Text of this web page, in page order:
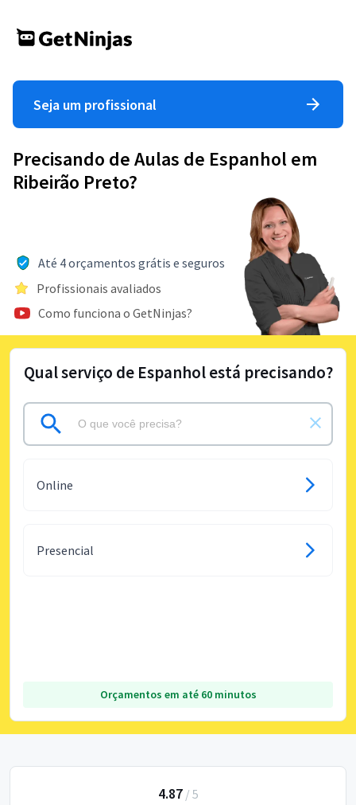
Seja um profissional
Precisando de Aulas de Espanhol em
Ribeirão Preto?
Até 4 orçamentos grátis e seguros
Profissionais avaliados
Como funciona o GetNinjas?
Qual serviço de Espanhol está precisando?
Online
Presencial
Orçamentos em até 60 minutos
4.87/ 5